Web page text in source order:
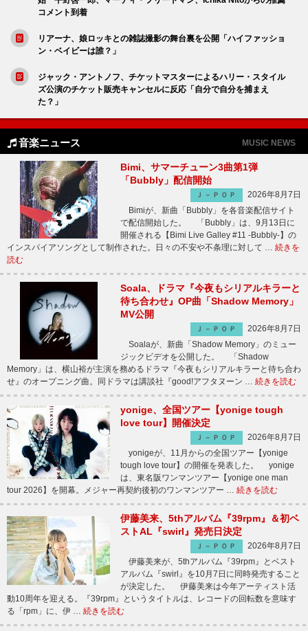
コメント到着
リアーナ、娘ロッキとの雑誌撮影の舞台裏を公開「ハイファッショ
ン・ベイビーは誰？」
ジャック・アントノフ、チケットマスターによるハリー・スタイル
ズ公演のチケット販売キャンセルに反応「自分で自分を捕まえ
た？」
音楽ニュース MUSIC NEWS
Bimi、サマーチューン3曲第1弾
「Bubbly」配信開始
Ｊ－ＰＯＰ
2026年8月7日
Bimiが、新曲「Bubbly」を各音楽配信サイト
で配信開始した。 「Bubbly」は、9月13日に
開催される【Bimi Live Galley #11 -Bubbly-】の
インスパイアソングとして制作された。日々の不安や不条理に対して … 続きを
読む
Soala、ドラマ『今夜もシリアルキラーと
待ち合わせ』OP曲「Shadow Memory」
MV公開
Ｊ－ＰＯＰ
2026年8月7日
Soalaが、新曲「Shadow Memory」のミュー
ジックビデオを公開した。 「Shadow
Memory」は、横山裕が主演を務めるドラマ『今夜もシリアルキラーと待ち合わ
せ』のオープニング曲。同ドラマは講談社『good!アフタヌーン … 続きを読む
yonige、全国ツアー【yonige tough
love tour】開催決定
Ｊ－ＰＯＰ
2026年8月7日
yonigeが、11月からの全国ツアー【yonige
tough love tour】の開催を発表した。 yonige
は、東名阪ワンマンツアー【yonige one man
tour 2026】を開幕。メジャー再契約後初のワンマンツアー … 続きを読む
伊藤美来、5thアルバム『39rpm』＆初ベ
ストAL『swirl』発売日決定
Ｊ－ＰＯＰ
2026年8月7日
伊藤美来が、5thアルバム『39rpm』とベスト
アルバム『swirl』を10月7日に同時発売すること
が決定した。 伊藤美来は今年アーティスト活
動10周年を迎える。『39rpm』というタイトルは、レコードの回転数を意味す
る「rpm」に、伊 … 続きを読む